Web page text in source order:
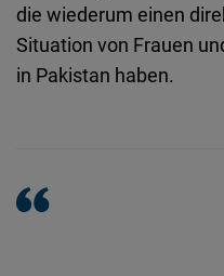
die wiederum einen
Situation von Frauen
in Pakistan haben.
D.Vinci
Embed